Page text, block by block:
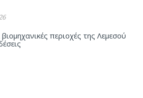
περιοχές της Λεμεσού